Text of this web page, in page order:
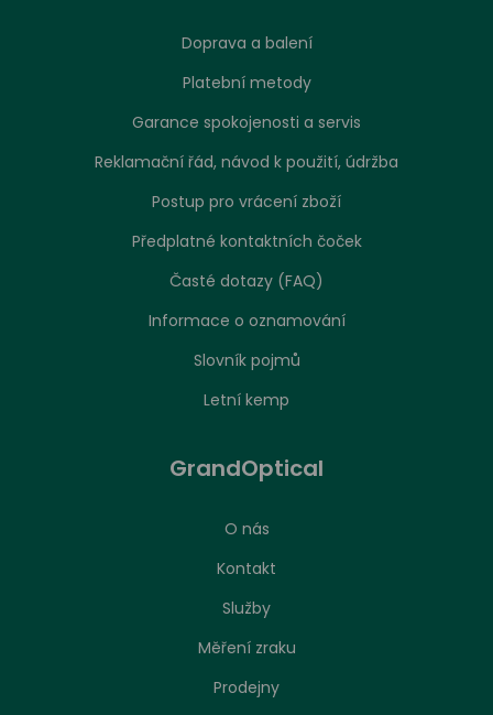
Doprava a balení
Platební metody
Garance spokojenosti a servis
Reklamační řád, návod k použití, údržba
Postup pro vrácení zboží
Předplatné kontaktních čoček
Časté dotazy (FAQ)
Informace o oznamování
Slovník pojmů
Letní kemp
GrandOptical
O nás
Kontakt
Služby
Měření zraku
Prodejny